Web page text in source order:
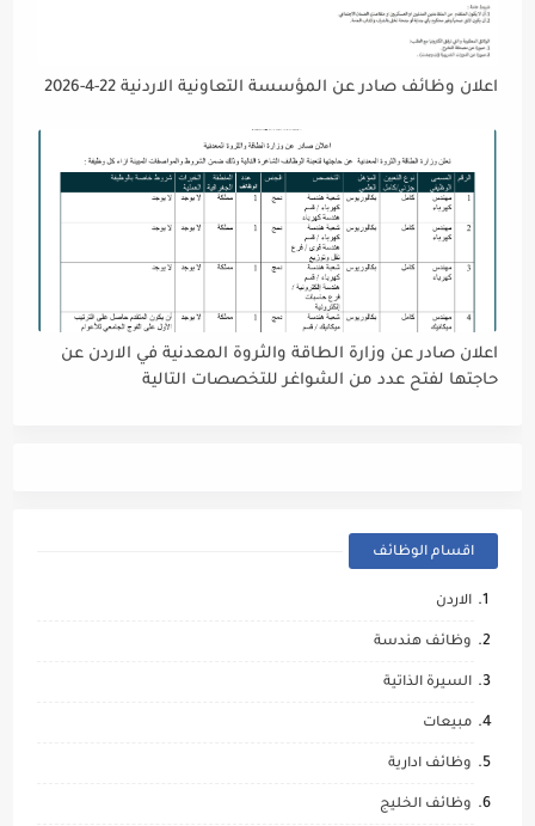
اعلان وظائف صادر عن المؤسسة التعاونية الاردنية 22-4-2026
اعلان صادر عن وزارة الطاقة والثروة المعدنية في الاردن عن
حاجتها لفتح عدد من الشواغر للتخصصات التالية
اقسام الوظائف
الاردن
وظائف هندسة
السيرة الذاتية
مبيعات
وظائف ادارية
وظائف الخليج